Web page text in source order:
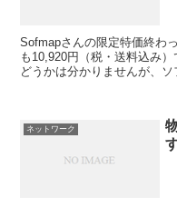
Sofmapさんの限定特価終わ
も10,920円（税・送料込み）で
どうかは分かりませんが、ソ
ネットワーク